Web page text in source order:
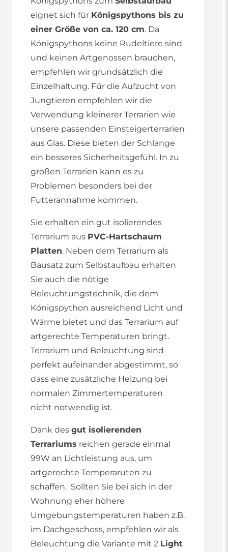
eignet sich für Königspythons bis zu
einer Größe von ca. 120 cm. Da
Königspythons keine Rudeltiere sind
und keinen Artgenossen brauchen,
empfehlen wir grundsätzlich die
Einzelhaltung. Für die Aufzucht von
Jungtieren empfehlen wir die
Verwendung kleinerer Terrarien wie
unsere passenden Einsteigerterrarien
aus Glas. Diese bieten der Schlange
ein besseres Sicherheitsgefühl. In zu
großen Terrarien kann es zu
Problemen besonders bei der
Futterannahme kommen.
Sie erhalten ein gut isolierendes
Terrarium aus PVC-Hartschaum
Platten. Neben dem Terrarium als
Bausatz zum Selbstaufbau erhalten
Sie auch die nötige
Beleuchtungstechnik, die dem
Königspython ausreichend Licht und
Wärme bietet und das Terrarium auf
artgerechte Temperaturen bringt.
Terrarium und Beleuchtung sind
perfekt aufeinander abgestimmt, so
dass eine zusätzliche Heizung bei
normalen Zimmertemperaturen
nicht notwendig ist.
Dank des gut isolierenden
Terrariums reichen gerade einmal
99W an Lichtleistung aus, um
artgerechte Temperaruten zu
schaffen. Sollten Sie bei sich in der
Wohnung eher höhere
Umgebungstemperaturen haben z.B.
im Dachgeschoss, empfehlen wir als
Beleuchtung die Variante mit 2 Light